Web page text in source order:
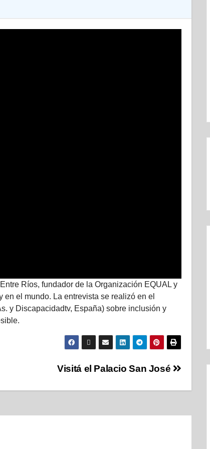
Ríos, fundador de la Organización EQUAL y
el mundo. La entrevista se realizó en el
y Discapacidadtv, España) sobre inclusión y
Visitá el Palacio San José